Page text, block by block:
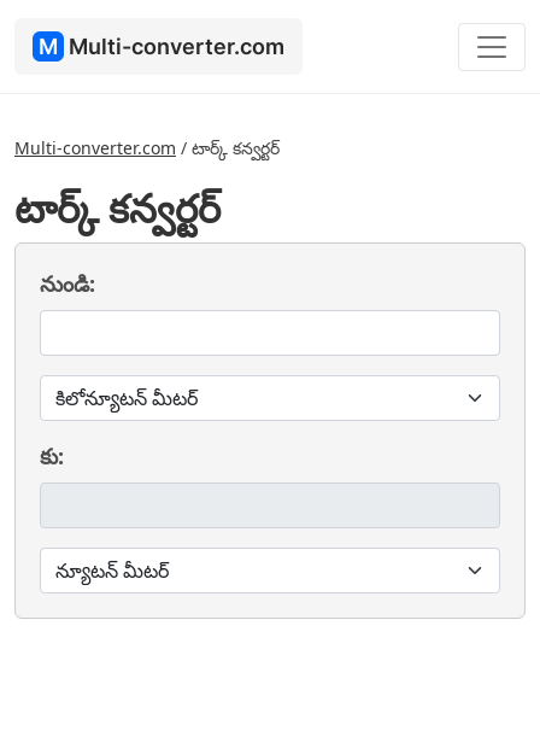
M Multi-converter.com
Multi-converter.com / టార్క్ కన్వర్టర్
టార్క్ కన్వర్టర్
నుండి:
కు: